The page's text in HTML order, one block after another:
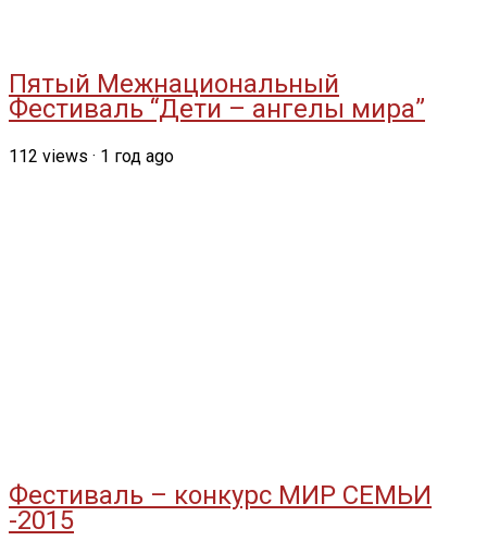
Пятый Межнациональный
Фестиваль “Дети – ангелы мира”
112 views · 1 год ago
Фестиваль – конкурс МИР СЕМЬИ
-2015